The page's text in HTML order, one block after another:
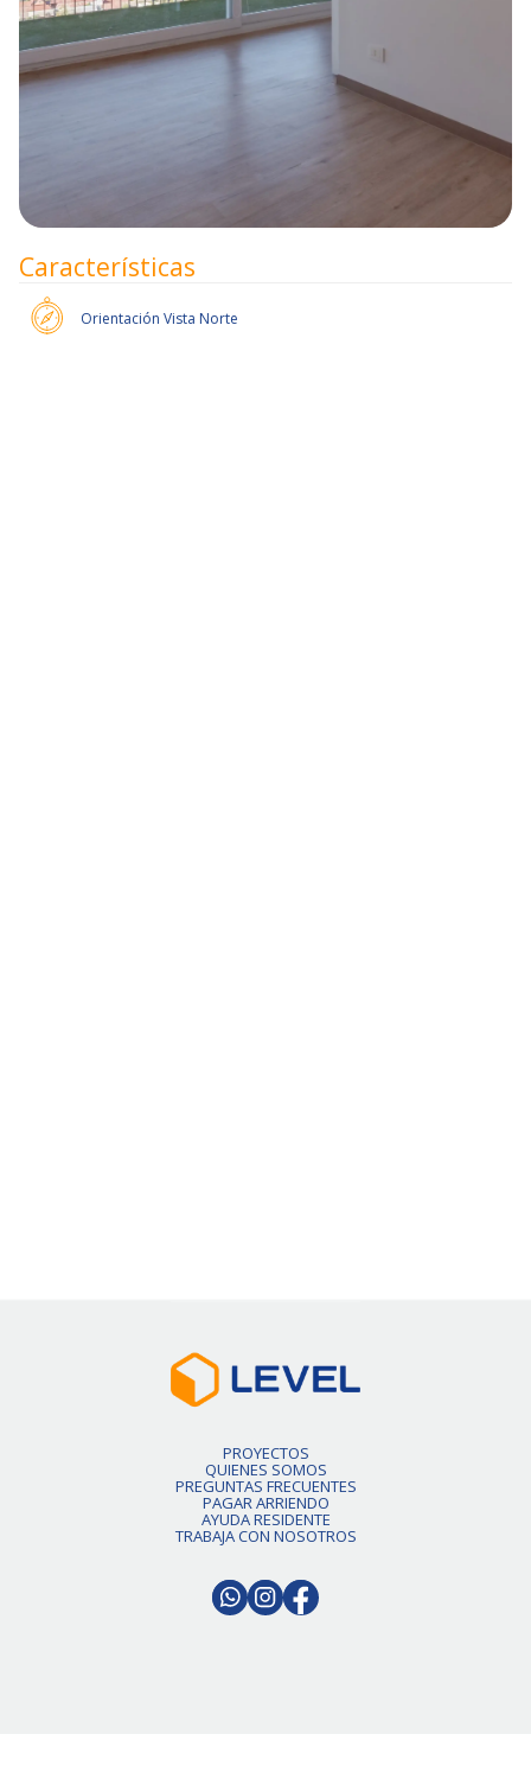
Características
Orientación Vista Norte
PROYECTOS
QUIENES SOMOS
PREGUNTAS FRECUENTES
PAGAR ARRIENDO
AYUDA RESIDENTE
TRABAJA CON NOSOTROS